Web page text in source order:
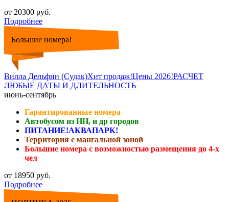
от 20300 руб.
Подробнее
Большие номера!
Вилла Дельфин (Судак)Хит продаж!Цены 2026!РАСЧЕТ
ЛЮБЫЕ ДАТЫ И ДЛИТЕЛЬНОСТЬ
июнь-сентябрь
Гарантированные номера
Автобусом из НН, и др городов
ПИТАНИЕ!АКВАПАРК!
Территория с мангальной зоной
Большие номера с возможностью размещения до 4-х
чел
от 18950 руб.
Подробнее